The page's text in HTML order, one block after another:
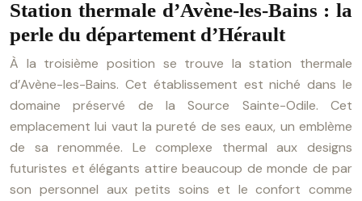
Station thermale d’Avène-les-Bains : la
perle du département d’Hérault
À la troisième position se trouve la station thermale
d’Avène-les-Bains. Cet établissement est niché dans le
domaine préservé de la Source Sainte-Odile. Cet
emplacement lui vaut la pureté de ses eaux, un emblème
de sa renommée. Le complexe thermal aux designs
futuristes et élégants attire beaucoup de monde de par
son personnel aux petits soins et le confort comme